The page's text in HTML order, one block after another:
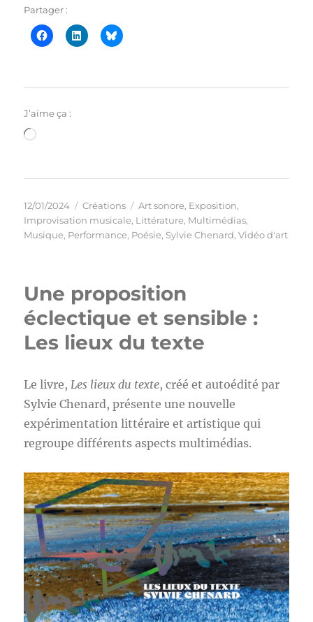
Partager :
J’aime ça :
Chargement…
Publié
le
12/01/2024 Catégories
Créations Étiquettes
Art sonore, Exposition,
Improvisation musicale, Littérature, Multimédias,
Musique, Performance, Poésie, Sylvie Chenard,Vidéo d'art
Une proposition
éclectique et sensible :
Les lieux du texte
Le livre, Les lieux du texte, créé et autoédité par
Sylvie Chenard, présente une nouvelle
expérimentation littéraire et artistique qui
regroupe différents aspects multimédias.